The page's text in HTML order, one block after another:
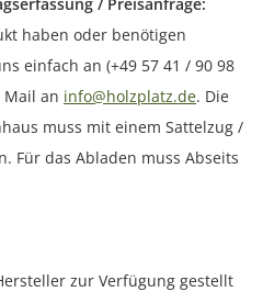
haben oder benötigen
einfach an (+49 57 41 / 90 98
Mail an info@holzplatz.de. Die
muss mit einem Sattelzug /
Für das Abladen muss Abseits
zur Verfügung gestellt